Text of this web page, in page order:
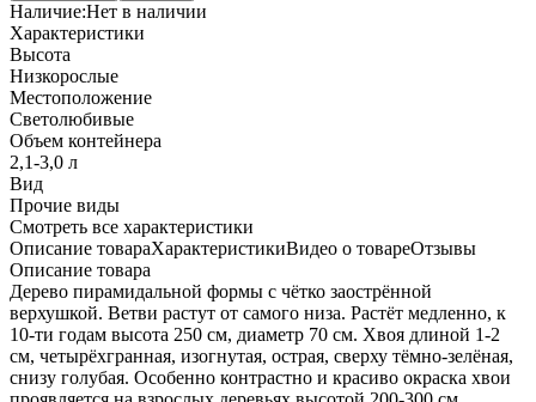
Наличие:Нет в наличии
Характеристики
Высота
Низкорослые
Местоположение
Светолюбивые
Объем контейнера
2,1-3,0 л
Вид
Прочие виды
Cмотреть все характеристики
Описание товараХарактеристикиВидео о товареОтзывы
Описание товара
Дерево пирамидальной формы с чётко заострённой
верхушкой. Ветви растут от самого низа. Растёт медленно, к
10-ти годам высота 250 см, диаметр 70 см. Хвоя длиной 1-2
см, четырёхгранная, изогнутая, острая, сверху тёмно-зелёная,
снизу голубая. Особенно контрастно и красиво окраска хвои